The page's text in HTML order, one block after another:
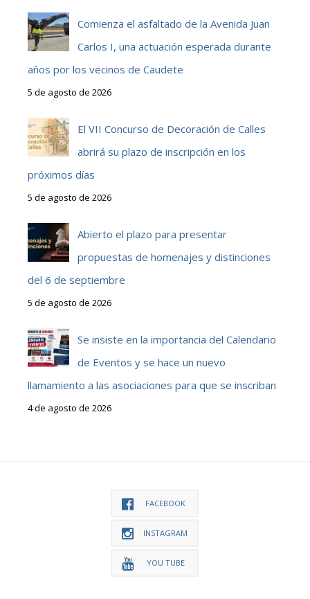
Comienza el asfaltado de la Avenida Juan
Carlos I, una actuación esperada durante
años por los vecinos de Caudete
5 de agosto de 2026
El VII Concurso de Decoración de Calles
abrirá su plazo de inscripción en los
próximos días
5 de agosto de 2026
Abierto el plazo para presentar
propuestas de homenajes y distinciones
del 6 de septiembre
5 de agosto de 2026
Se insiste en la importancia del Calendario
de Eventos y se hace un nuevo
llamamiento a las asociaciones para que se inscriban
4 de agosto de 2026
FACEBOOK
INSTAGRAM
YOU TUBE